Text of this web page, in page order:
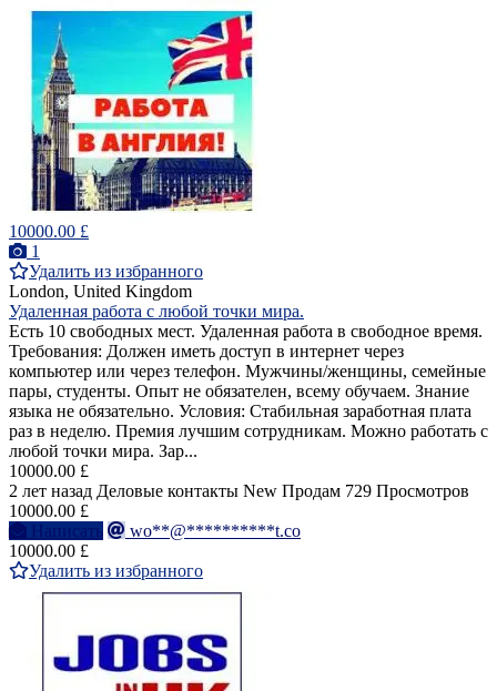
10000.00 £
1
Удалить из избранного
London, United Kingdom
Удаленная работа с любой точки мира.
Есть 10 свободных мест. Удаленная работа в свободное время.
Требования: Должен иметь доступ в интернет через
компьютер или через телефон. Мужчины/женщины, семейные
пары, студенты. Опыт не обязателен, всему обучаем. Знание
языка не обязательно. Условия: Стабильная заработная плата
раз в неделю. Премия лучшим сотрудникам. Можно работать с
любой точки мира. Зар...
10000.00 £
2 лет назад Деловые контакты New Продам 729 Просмотров
10000.00 £
Написать
wo**@**********t.co
10000.00 £
Удалить из избранного